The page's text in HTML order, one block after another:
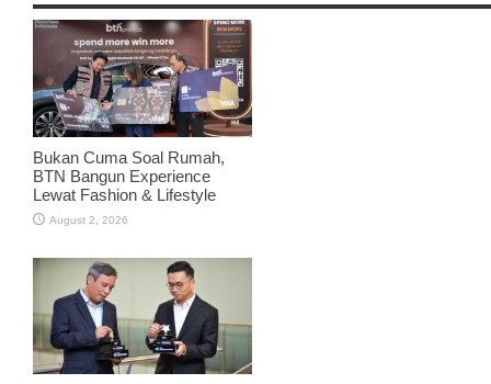
Bukan Cuma Soal Rumah,
BTN Bangun Experience
Lewat Fashion & Lifestyle
August 2, 2026